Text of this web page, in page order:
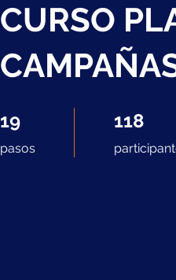
CURSO
19
pasos
118